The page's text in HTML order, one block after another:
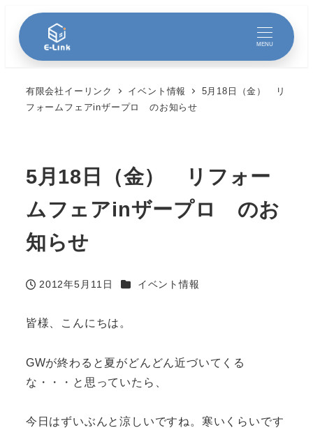
MENU
有限会社イーリンク イベント情報
5月18日（金） リ
フォームフェアinザープロ のお知らせ
5月18日（金） リフォー
ムフェアinザープロ のお
知らせ
投稿日
2012年5月11日 カテゴリー
イベント情報
皆様、こんにちは。
GWが終わると夏がどんどん近づいてくる
な・・・と思っていたら、
今日はずいぶんと涼しいですね。寒いくらいです